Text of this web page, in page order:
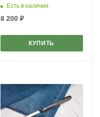
Есть в наличии
8 200₽
КУПИТЬ